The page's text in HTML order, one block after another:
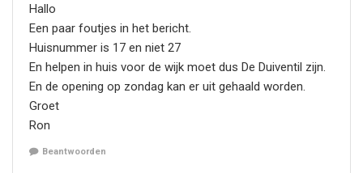
Hallo
Een paar foutjes in het bericht.
Huisnummer is 17 en niet 27
En helpen in huis voor de wijk moet dus De Duiventil zijn.
En de opening op zondag kan er uit gehaald worden.
Groet
Ron
Beantwoorden